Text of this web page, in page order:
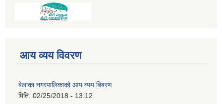
आय व्यय विवरण
बेलाका नगरपालिकाको आय व्यय बिबरण
मिति: 02/25/2018 - 13:12